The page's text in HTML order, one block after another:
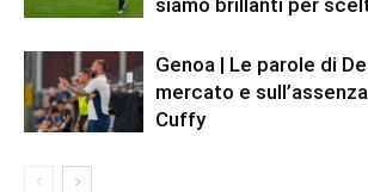
Genoa | Le parole di
mercato e
Cuffy